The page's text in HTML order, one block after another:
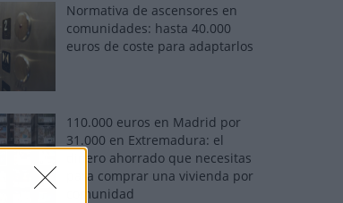
Normativa de ascensores en
comunidades: hasta 40.000
euros de coste para adaptarlos
110.000 euros en Madrid por
31.000 en Extremadura: el
dinero ahorrado que necesitas
para comprar una vivienda por
comunidad